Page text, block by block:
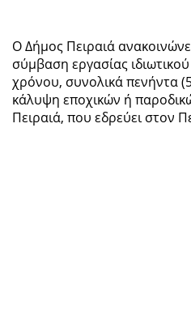
Ο Δήμος Πειραιά
σύµβαση εργασίας
χρόνου, συνολικάπενήντα
κάλυψη εποχικών ή
Πειραιά, που εδρεύει στον